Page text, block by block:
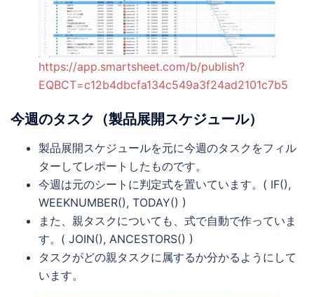
https://app.smartsheet.com/b/publish?
EQBCT=c12b4dbcfa134c549a3f24ad2101c7b5
今週のタスク（製品展開スケジュール）
製品展開スケジュールを元に今週のタスクをフィル
ターしてレポートしたものです。
今週は元のシートに判定式を置いています。( IF(),
WEEKNUMBER(), TODAY() )
また、親タスクについても、式で自動で作っていま
す。( JOIN(), ANCESTORS() )
タスクがどの親タスクに属するか分かるようにして
います。